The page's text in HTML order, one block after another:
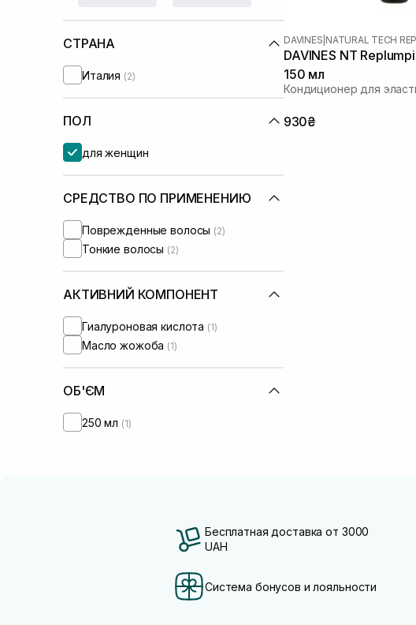
СТРАНА
Италия (2)
ПОЛ
для женщин
СРЕДСТВО ПО ПРИМЕНЕНИЮ
Поврежденные волосы (2)
Тонкие волосы (2)
АКТИВНИЙ КОМПОНЕНТ
Гиалуроновая кислота (1)
Масло жожоба (1)
ОБ'ЄМ
250 мл (1)
DAVINES NATURAL TECH
DAVINES NT
150 мл
Кондиционер для
930₴
Бесплатная доставка от 3000
UAH
Система бонусов и лояльности